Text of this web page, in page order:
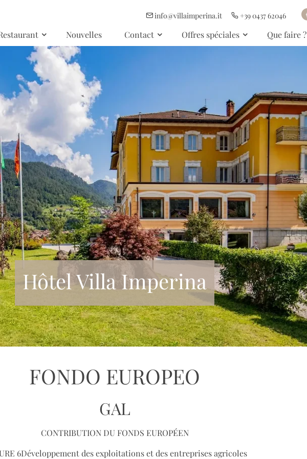
info@villaimperina.it +39 0437 62046
Nouvelles Contact Offres spéciales Que faire ?
Hôtel Villa Imperina
FONDO EUROPEO
GAL
CONTRIBUTION DU FONDS EUROPÉEN
6Développement des exploitations et des entreprises agricoles